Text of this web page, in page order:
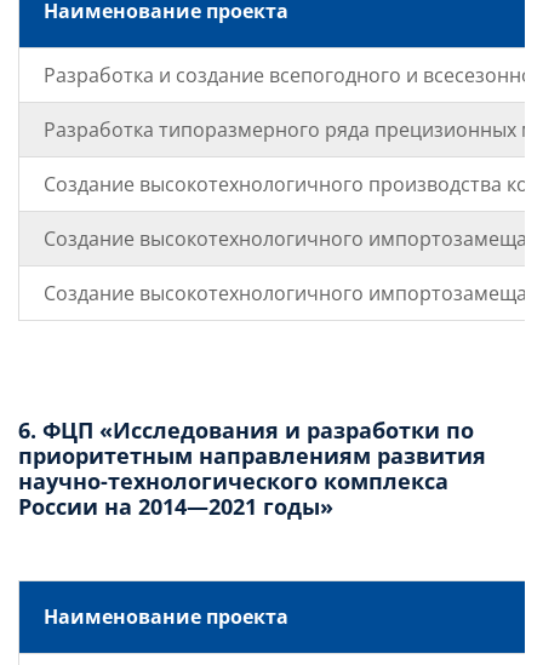
Наименование проекта
Разработка и создание всепогодного и
Разработка типоразмерного ряда прецизионных
Создание высокотехнологичного производства
Создание высокотехнологичного
Создание высокотехнологичного
6. ФЦП «Исследования и разработки по
приоритетным направлениям развития
научно-технологического комплекса
России на 2014—2021 годы»
Наименование проекта